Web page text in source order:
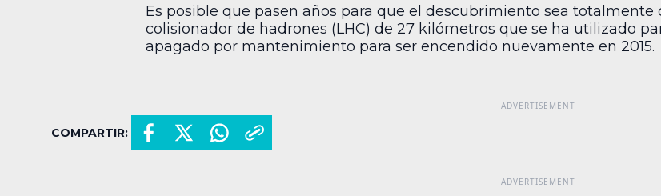
Es posible que pasen años para que el descubrimiento sea totalmente
colisionador de hadrones (LHC) de 27 kilómetros que se ha utilizado
apagado por mantenimiento para ser encendido nuevamente en 2015.
COMPARTIR: